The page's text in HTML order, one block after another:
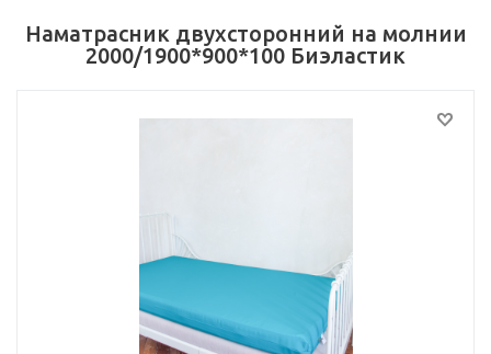
Наматрасник двухсторонний на молнии
2000/1900*900*100 Биэластик